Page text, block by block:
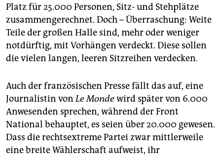
Platz für 25.000 Personen, Sitz- und Stehplätze
zusammengerechnet. Doch – Überraschung: Weite
Teile der großen Halle sind, mehr oder weniger
notdürftig, mit Vorhängen verdeckt. Diese sollen
die vielen langen, leeren Sitzreihen verdecken.
Auch der französischen Presse fällt das auf, eine
Journalistin vonLe Mondewird später von 6.000
Anwesenden sprechen, während der Front
National behauptet, es seien über 20.000 gewesen.
Dass die rechtsextreme Partei zwar mittlerweile
eine breite Wählerschaft aufweist, ihr